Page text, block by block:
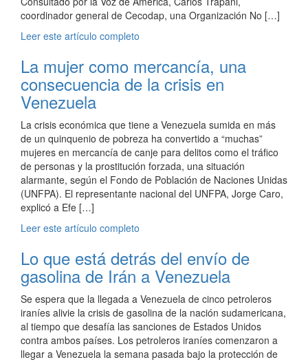
coordinador general de Cecodap, una Organización No […]
Leer este artículo completo
La mujer como mercancía, una
consecuencia de la crisis en
Venezuela
La crisis económica que tiene a Venezuela sumida en más
de un quinquenio de pobreza ha convertido a “muchas”
mujeres en mercancía de canje para delitos como el tráfico
de personas y la prostitución forzada, una situación
alarmante, según el Fondo de Población de Naciones Unidas
(UNFPA). El representante nacional del UNFPA, Jorge Caro,
explicó a Efe […]
Leer este artículo completo
Lo que está detrás del envío de
gasolina de Irán a Venezuela
Se espera que la llegada a Venezuela de cinco petroleros
iraníes alivie la crisis de gasolina de la nación sudamericana,
al tiempo que desafía las sanciones de Estados Unidos
contra ambos países. Los petroleros iraníes comenzaron a
llegar a Venezuela la semana pasada bajo la protección de